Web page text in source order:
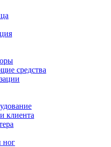
средства
клиента
ног